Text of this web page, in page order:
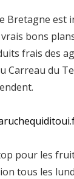
Bretagne est
bons
frais des
Carreau du
pour les
tous les